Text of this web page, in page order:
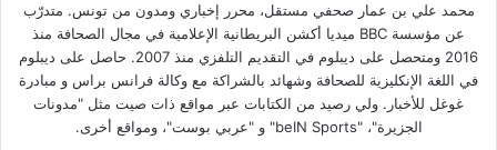
محمد علي بن عمار صحفي مستقل، محرر إخباري ومدون من تونس. متدرّب
عن مؤسسة BBC ميديا أكشن البريطانية الإعلامية في مجال الصحافة منذ
2016 ومتحصل على ديبلوم في التقديم التلفزي منذ 2007. حاصل على ديبلوم
في اللغة الإنكليزية للصحافة وشهائد بالشراكة مع وكالة فرانس براس و مبادرة
غوغل للأخبار. ولي رصيد من الكتابات عبر مواقع ذات صيت مثل "مدونات
الجزيرة"، "beIN Sports" و "عربي بوست"، ومواقع أخرى.